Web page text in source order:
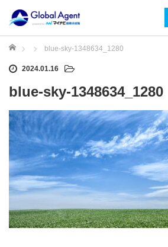
ホーム blue-sky-1348634_1280
2024.01.16
blue-sky-1348634_1280